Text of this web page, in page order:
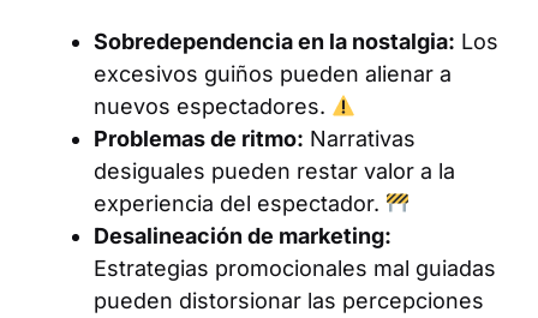
Sobredependencia en la nostalgia: Los
excesivos guiños pueden alienar a
nuevos espectadores.
Problemas de ritmo: Narrativas
desiguales pueden restar valor a la
experiencia del espectador.
Desalineación de marketing:
Estrategias promocionales mal guiadas
pueden distorsionar las percepciones